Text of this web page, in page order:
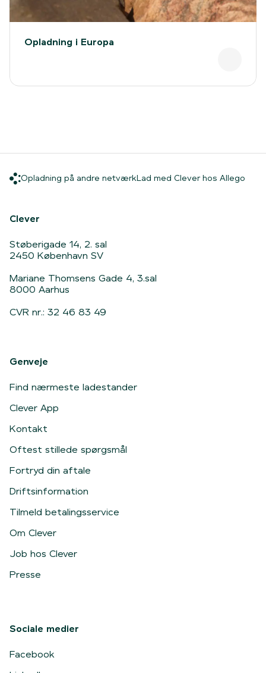
Opladning i Europa
Opladning på andre netværkOpladning på andre netværk
Lad med Clever hos Allego
Clever
Støberigade 14, 2. sal
2450 København SV
Mariane Thomsens Gade 4, 3.sal
8000 Aarhus
CVR nr.: 32 46 83 49
Genveje
Find nærmeste ladestander
Clever App
Kontakt
Oftest stillede spørgsmål
Fortryd din aftale
Driftsinformation
Tilmeld betalingsservice
Om Clever
Job hos Clever
Presse
Sociale medier
Facebook